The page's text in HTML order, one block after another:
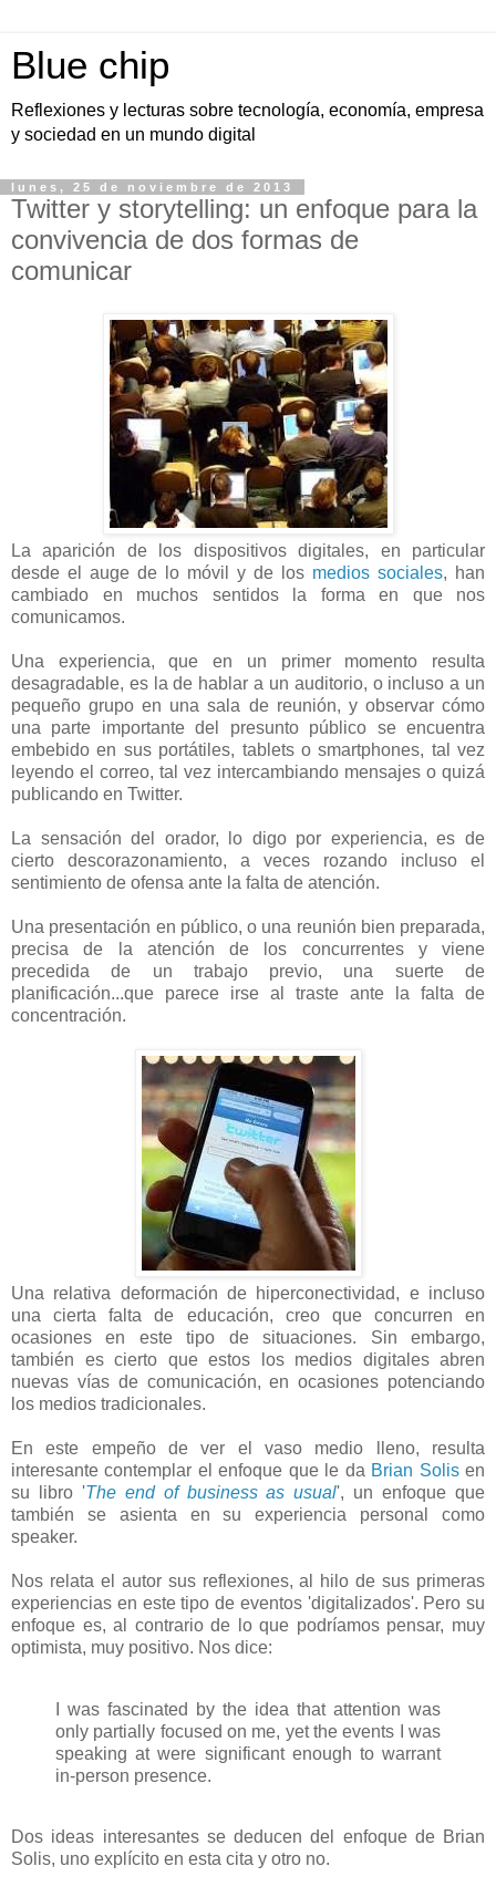
Blue chip
Reflexiones y lecturas sobre tecnología, economía, empresa
y sociedad en un mundo digital
lunes, 25 de noviembre de 2013
Twitter y storytelling: un enfoque para la
convivencia de dos formas de
comunicar
La aparición de los dispositivos digitales, en particular
desde el auge de lo móvil y de los medios sociales, han
cambiado en muchos sentidos la forma en que nos
comunicamos.
Una experiencia, que en un primer momento resulta
desagradable, es la de hablar a un auditorio, o incluso a un
pequeño grupo en una sala de reunión, y observar cómo
una parte importante del presunto público se encuentra
embebido en sus portátiles, tablets o smartphones, tal vez
leyendo el correo, tal vez intercambiando mensajes o quizá
publicando en Twitter.
La sensación del orador, lo digo por experiencia, es de
cierto descorazonamiento, a veces rozando incluso el
sentimiento de ofensa ante la falta de atención.
Una presentación en público, o una reunión bien preparada,
precisa de la atención de los concurrentes y viene
precedida de un trabajo previo, una suerte de
planificación...que parece irse al traste ante la falta de
concentración.
Una relativa deformación de hiperconectividad, e incluso
una cierta falta de educación, creo que concurren en
ocasiones en este tipo de situaciones. Sin embargo,
también es cierto que estos los medios digitales abren
nuevas vías de comunicación, en ocasiones potenciando
los medios tradicionales.
En este empeño de ver el vaso medio lleno, resulta
interesante contemplar el enfoque que le da Brian Solisen
su libro 'The end of business as usual', un enfoque que
también se asienta en su experiencia personal como
speaker.
Nos relata el autor sus reflexiones, al hilo de sus primeras
experiencias en este tipo de eventos 'digitalizados'. Pero su
enfoque es, al contrario de lo que podríamos pensar, muy
optimista, muy positivo. Nos dice:
I was fascinated by the idea that attention was
only partially focused on me, yet the events I was
speaking at were significant enough to warrant
in-person presence.
Dos ideas interesantes se deducen del enfoque de Brian
Solis, uno explícito en esta cita y otro no.